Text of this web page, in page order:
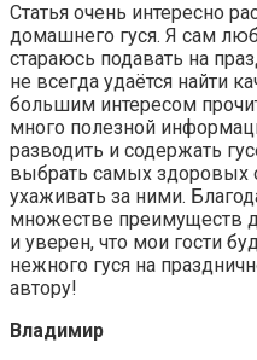
Статья очень интересно
домашнего гуся. Я сам
стараюсь подавать на
не всегда удаётся найти
большим интересом
много полезной
разводить и содержать
выбрать самых здоровых
ухаживать за ними.
множестве преимуществ
и уверен, что мои гости
нежного гуся на
автору!
Владимир